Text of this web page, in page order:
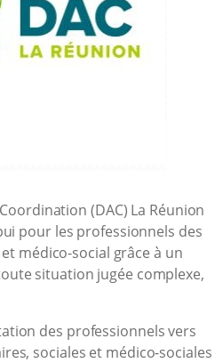
(DAC) La Réunion
pour les professionnels des
médico-social grâce à un
situation jugée complexe,
des professionnels vers
sociales et médico-sociales